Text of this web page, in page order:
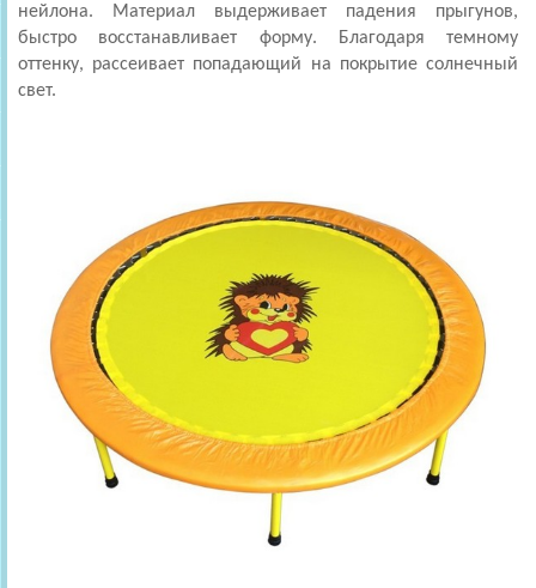
нейлона. Материал выдерживает падения прыгунов,
быстро восстанавливает форму. Благодаря темному
оттенку, рассеивает попадающий на покрытие солнечный
свет.